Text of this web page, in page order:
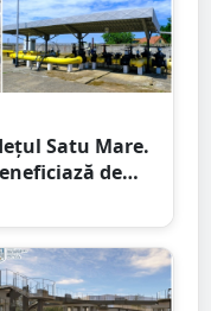
Satu Mare.
de